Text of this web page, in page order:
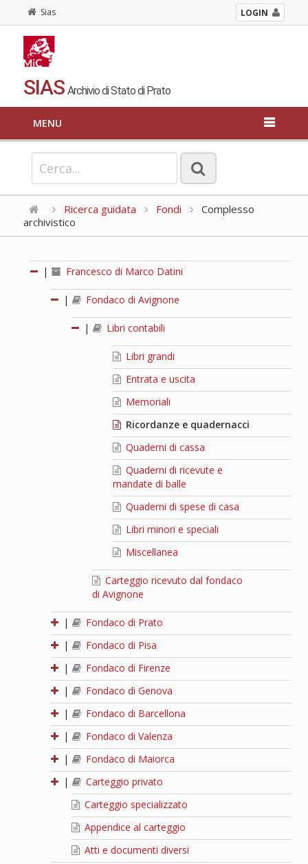
Sias LOGIN
SIAS Archivio di Stato di Prato
MENU
Ricerca guidata Fondi
Complesso
archivistico
| Francesco di Marco Datini
| Fondaco di Avignone
| Libri contabili
Libri grandi
Entrata e uscita
Memoriali
Ricordanze e quadernacci
Quaderni di cassa
Quaderni di ricevute e
mandate di balle
Quaderni di spese di casa
Libri minori e speciali
Miscellanea
Carteggio ricevuto dal fondaco
di Avignone
|
Fondaco di Prato
|
Fondaco di Pisa
|
Fondaco di Firenze
|
Fondaco di Genova
|
Fondaco di Barcellona
|
Fondaco di Valenza
|
Fondaco di Maiorca
|
Carteggio privato
Carteggio specializzato
Appendice al carteggio
Atti e documenti diversi